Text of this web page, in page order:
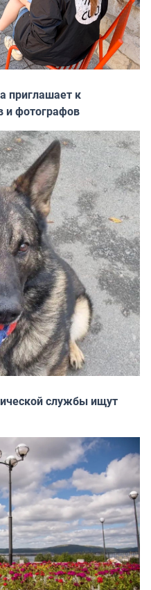
приглашает к
и фотографов
службы ищут